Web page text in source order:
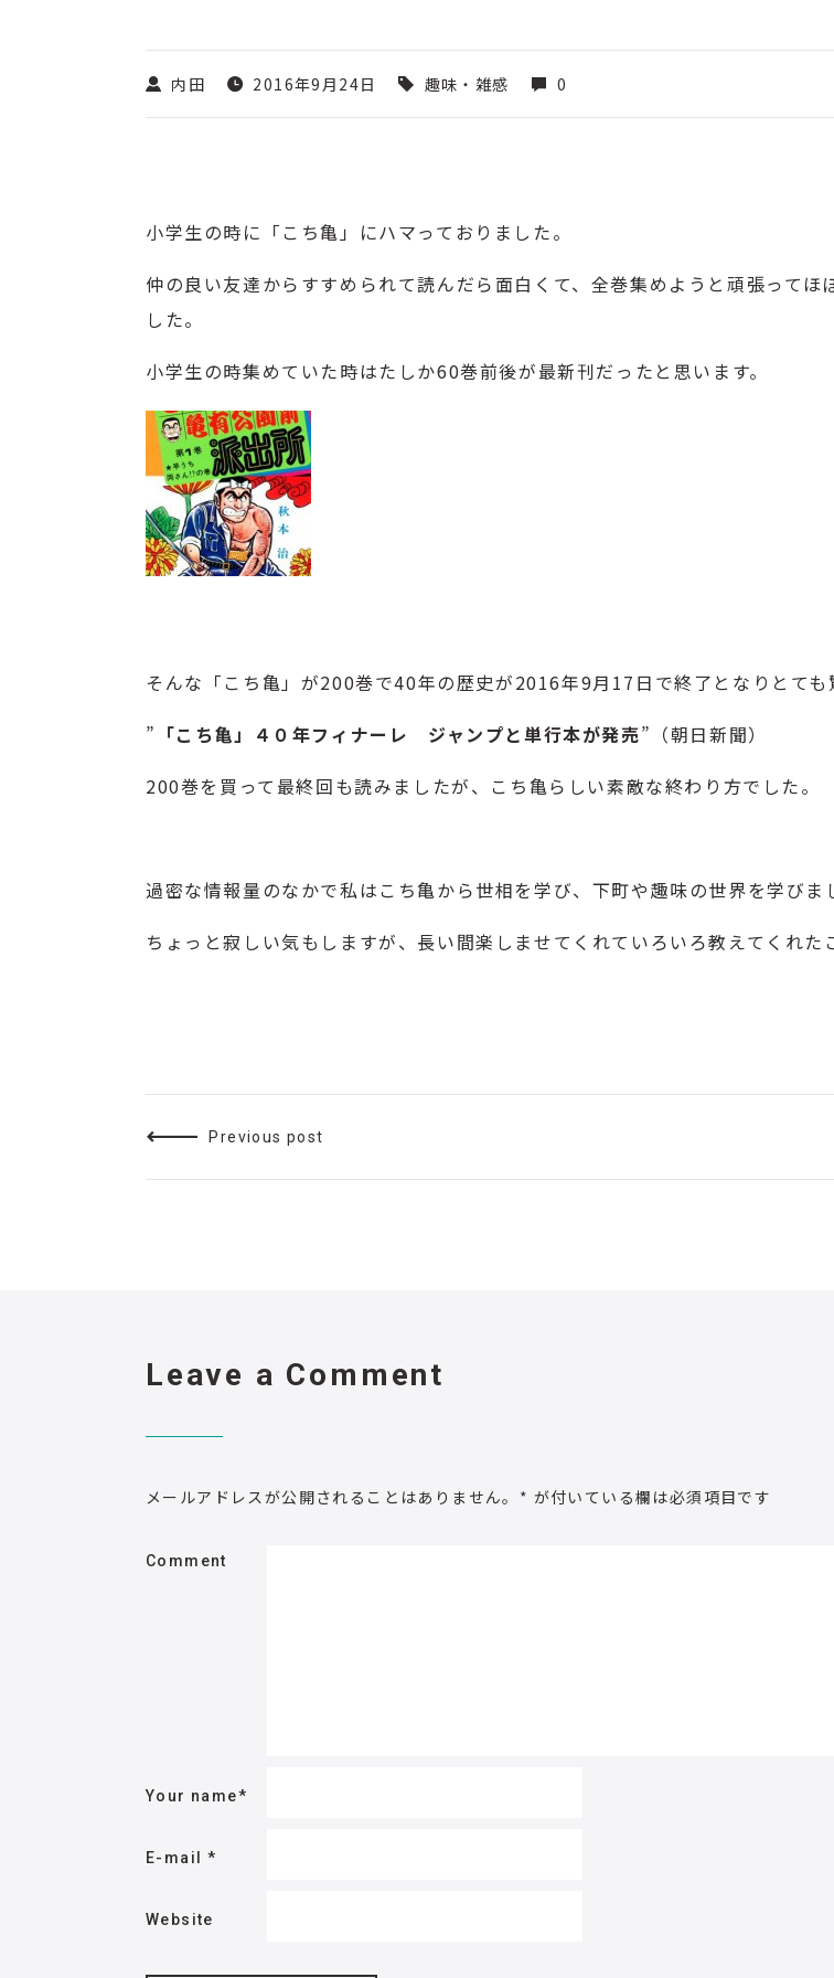
内田 2016年9月24日 趣味・雑感 0
小学生の時に「 こち亀」にハマっておりました。
仲の良い友達からすすめられて読んだら面白くて、全巻集めようと頑張ってほ
した。
小学生の時集めていた時はたしか60巻前後が最新刊だったと思います。
そんな「こち亀」が200巻で40年の歴史が2016年9月17日で終了となりとても
” 「こち亀」４０年フィナーレ ジャンプと単行本が発売”（朝日新聞）
200巻を買って最終回も読みましたが、こち亀らしい素敵な終わり方でした。
過密な情報量のなかで私はこち亀から世相を学び、下町や趣味の世界を学びま
ちょっと寂しい気もしますが、長い間楽しませてくれていろいろ教えてくれた
Previous post
Leave a Comment
メールアドレスが公開されることはありません。 * が付いている欄は必須項目です
Comment
Your name*
E-mail *
Website